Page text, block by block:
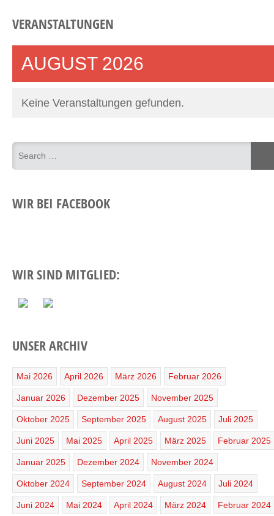
VERANSTALTUNGEN
AUGUST 2026
Keine Veranstaltungen gefunden.
WIR BEI FACEBOOK
WIR SIND MITGLIED:
UNSER ARCHIV
Mai 2026 April 2026 März 2026 Februar 2026
Januar 2026 Dezember 2025 November 2025
Oktober 2025 September 2025 August 2025 Juli 2025
Juni 2025 Mai 2025 April 2025 März 2025 Februar 2025
Januar 2025 Dezember 2024 November 2024
Oktober 2024 September 2024 August 2024 Juli 2024
Juni 2024 Mai 2024 April 2024 März 2024 Februar 2024